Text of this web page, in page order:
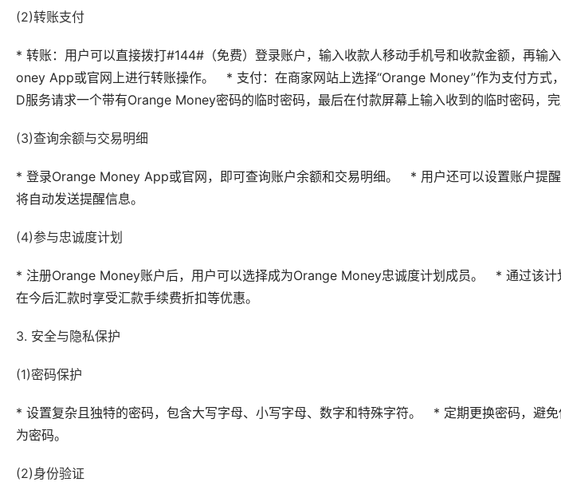
(2)转账支付
* 转账：用户可以直接拨打#144#（免费）登录账户，输入收款人移动手机号和收款金额，再输
oney App或官网上进行转账操作。 * 支付：在商家网站上选择“Orange Money”作为支付方式
D服务请求一个带有Orange Money密码的临时密码，最后在付款屏幕上输入收到的临时密码，完
(3)查询余额与交易明细
* 登录Orange Money App或官网，即可查询账户余额和交易明细。 * 用户还可以设置账户提
将自动发送提醒信息。
(4)参与忠诚度计划
* 注册Orange Money账户后，用户可以选择成为Orange Money忠诚度计划成员。 * 通过该计
在今后汇款时享受汇款手续费折扣等优惠。
3. 安全与隐私保护
(1)密码保护
* 设置复杂且独特的密码，包含大写字母、小写字母、数字和特殊字符。 * 定期更换密码，避
为密码。
(2)身份验证